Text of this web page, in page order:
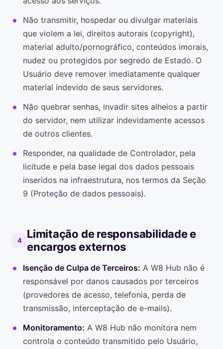
Não transmitir, hospedar ou divulgar materiais
que violem a lei, direitos autorais (copyright),
material adulto/pornográfico, conteúdos imorais,
nudez ou protegidos por segredo de Estado. O
Usuário deve remover imediatamente qualquer
material indevido de seus servidores.
Não quebrar senhas, invadir sites alheios a partir
do servidor, nem utilizar indevidamente acessos
de outros clientes.
Responder, na qualidade de Controlador, pela
licitude e pela base legal dos dados pessoais
inseridos na infraestrutura, nos termos da Seção
9 (Proteção de dados pessoais).
4
Limitação de responsabilidade e
encargos externos
Isenção de Culpa de Terceiros: A W8 Hub não é
responsável por danos causados por terceiros
(provedores de acesso, telefonia, perda de
transmissão, interceptação de e-mails).
Monitoramento: A W8 Hub não monitora nem
controla o conteúdo transmitido pelo Usuário,